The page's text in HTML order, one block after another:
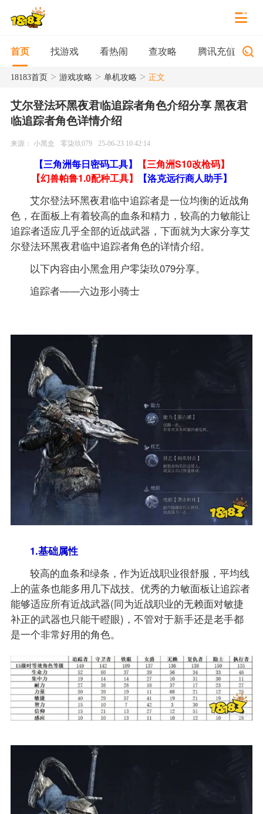
首页 找游戏 看热闹 查攻略 腾讯充值
18183首页> 游戏攻略 > 单机攻略 > 正文
艾尔登法环黑夜君临追踪者角色介绍分享 黑夜君
临追踪者角色详情介绍
来源： 小黑盒 零柒玖079 25-06-23 10:42:14
【三角洲每日密码工具】
【三角洲S10改枪码】
【幻兽帕鲁1.0配种工具】
【洛克远行商人助手】
艾尔登法环黑夜君临中追踪者是一位均衡的近战角
色，在面板上有着较高的血条和精力，较高的力敏能让
追踪者适应几乎全部的近战武器，下面就为大家分享艾
尔登法环黑夜君临中追踪者角色的详情介绍。
以下内容由小黑盒用户零柒玖079分享。
追踪者——六边形小骑士
1.基础属性
较高的血条和绿条，作为近战职业很舒服，平均线
上的蓝条也能多用几下战技。优秀的力敏面板让追踪者
能够适应所有近战武器(同为近战职业的无赖面对敏捷
补正的武器也只能干瞪眼)，不管对于新手还是老手都
是一个非常好用的角色。